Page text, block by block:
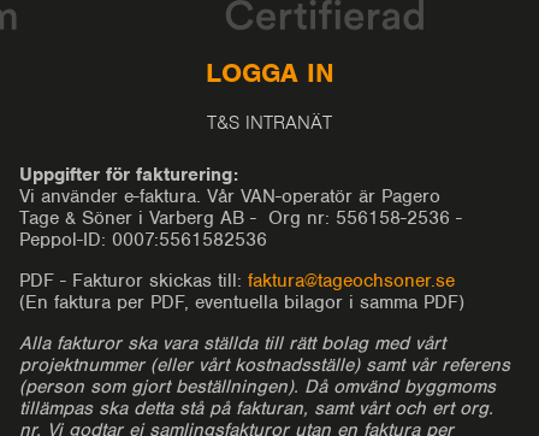
LOGGA IN
T&S INTRANÄT
Uppgifter för fakturering:
Vi använder e-faktura. Vår VAN-operatör är Pagero
Tage & Söner i Varberg AB - Org nr: 556158-2536 -
Peppol-ID: 0007:5561582536
PDF - Fakturor skickas till: faktura@tageochsoner.se
(En faktura per PDF, eventuella bilagor i samma PDF)
Alla fakturor ska vara ställda till rätt bolag med vårt
projektnummer (eller vårt kostnadsställe) samt vår referens
(person som gjort beställningen). Då omvänd byggmoms
tillämpas ska detta stå på fakturan, samt vårt och ert org.
nr. Vi godtar ej samlingsfakturor utan en faktura per